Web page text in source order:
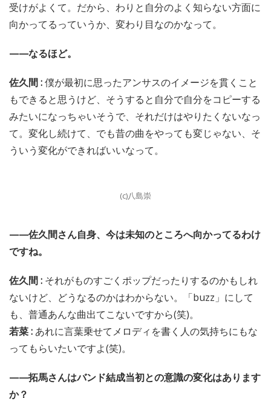
受けがよくて。だから、わりと自分のよく知らない方面に
向かってるっていうか、変わり目なのかなって。
——なるほど。
佐久間 :僕が最初に思ったアンサスのイメージを貫くこと
もできると思うけど、そうすると自分で自分をコピーする
みたいになっちゃいそうで、それだけはやりたくないなっ
て。変化し続けて、でも昔の曲をやっても変じゃない、そ
ういう変化ができればいいなって。
(c)八島崇
——佐久間さん自身、今は未知のところへ向かってるわけ
ですね。
佐久間 : それがものすごくポップだったりするのかもしれ
ないけど、どうなるのかはわからない。「buzz」にして
も、普通あんな曲出てこないですから(笑)。
若菜 : あれに言葉乗せてメロディを書く人の気持ちにもな
ってもらいたいですよ(笑)。
——拓馬さんはバンド結成当初との意識の変化はあります
か？